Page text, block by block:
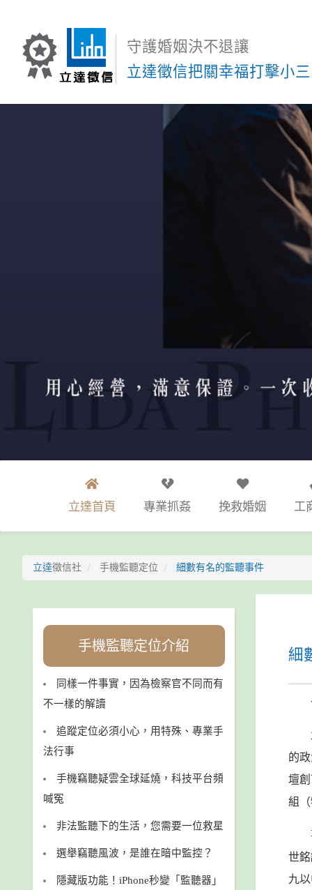
守護婚姻決不退讓
立達徵信把關幸福打擊小三
立達首頁 專業抓姦 挽救婚姻 工
立達徵信社 手機監聽定位 細數有名的監聽事件
細
的
壇
組
世
九
手機監聽定位介紹
同樣一件事實，因為檢察官不同而有
不一樣的解讀
追蹤定位必須小心，用特殊、專業手
法行事
手機竊聽疑雲全球延燒，科技平台頻
喊冤
非法監聽下的生活，您需要一位救星
選舉竊聽風波，是誰在暗中監控？
隱藏版功能！iPhone秒變「監聽器」